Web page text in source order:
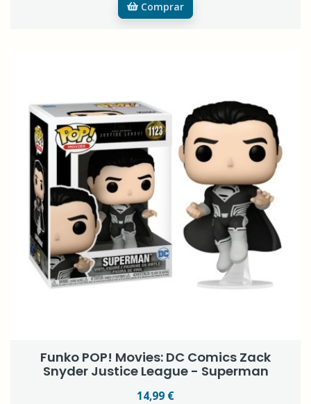
Comprar
Funko POP! Movies: DC Comics Zack
Snyder Justice League - Superman
14,99 €